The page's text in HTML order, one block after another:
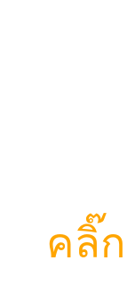
คลิ๊